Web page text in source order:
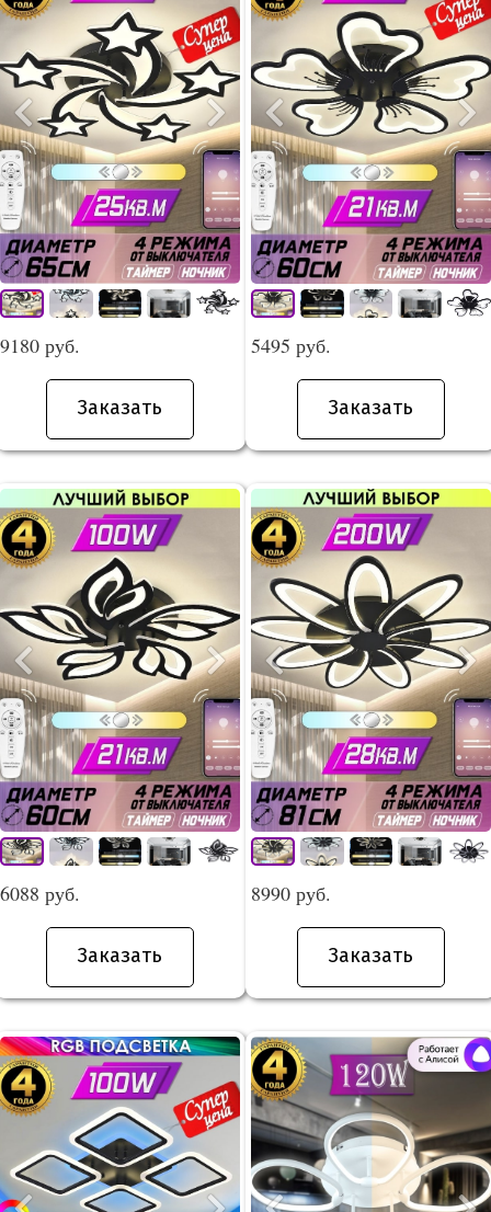
9180 руб.
Заказать
5495 руб.
Заказать
6088 руб.
Заказать
8990 руб.
Заказать